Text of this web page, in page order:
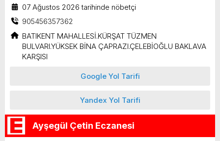
07 Ağustos 2026 tarihinde nöbetçi
905456357362
BATIKENT MAHALLESİ.KÜRŞAT TÜZMEN
BULVARI.YÜKSEK BİNA ÇAPRAZI.ÇELEBİOĞLU BAKLAVA
KARŞISI
Google Yol Tarifi
Yandex Yol Tarifi
Ayşegül Çetin Eczanesi